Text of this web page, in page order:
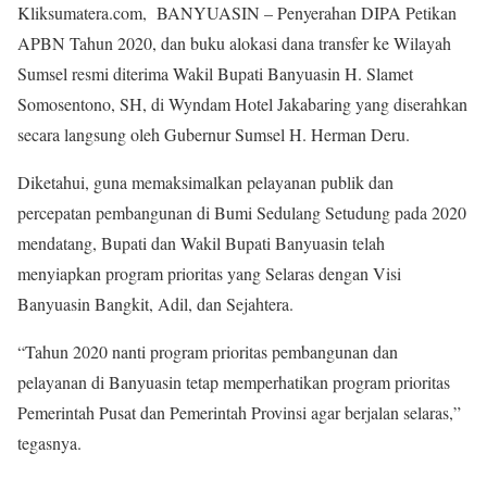
Kliksumatera.com, BANYUASIN – Penyerahan DIPA Petikan
APBN Tahun 2020, dan buku alokasi dana transfer ke Wilayah
Sumsel resmi diterima Wakil Bupati Banyuasin H. Slamet
Somosentono, SH, di Wyndam Hotel Jakabaring yang diserahkan
secara langsung oleh Gubernur Sumsel H. Herman Deru.
Diketahui, guna memaksimalkan pelayanan publik dan
percepatan pembangunan di Bumi Sedulang Setudung pada 2020
mendatang, Bupati dan Wakil Bupati Banyuasin telah
menyiapkan program prioritas yang Selaras dengan Visi
Banyuasin Bangkit, Adil, dan Sejahtera.
“Tahun 2020 nanti program prioritas pembangunan dan
pelayanan di Banyuasin tetap memperhatikan program prioritas
Pemerintah Pusat dan Pemerintah Provinsi agar berjalan selaras,”
tegasnya.